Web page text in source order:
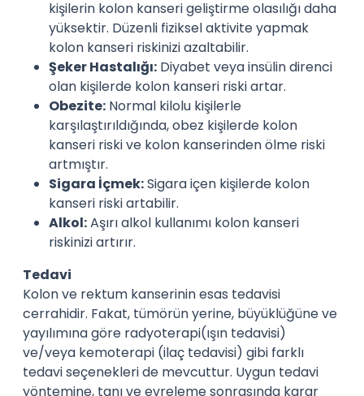
kişilerin kolon kanseri geliştirme olasılığı daha
yüksektir. Düzenli fiziksel aktivite yapmak
kolon kanseri riskinizi azaltabilir.
Şeker Hastalığı: Diyabet veya insülin direnci
olan kişilerde kolon kanseri riski artar.
Obezite: Normal kilolu kişilerle
karşılaştırıldığında, obez kişilerde kolon
kanseri riski ve kolon kanserinden ölme riski
artmıştır.
Sigara İçmek:Sigara içen kişilerde kolon
kanseri riski artabilir.
Alkol:Aşırı alkol kullanımı kolon kanseri
riskinizi artırır.
Tedavi
Kolon ve rektum kanserinin esas tedavisi
cerrahidir. Fakat, tümörün yerine, büyüklüğüne ve
yayılımına göre radyoterapi(ışın tedavisi)
ve/veya kemoterapi (ilaç tedavisi) gibi farklı
tedavi seçenekleri de mevcuttur. Uygun tedavi
yöntemine, tanı ve evreleme sonrasında karar